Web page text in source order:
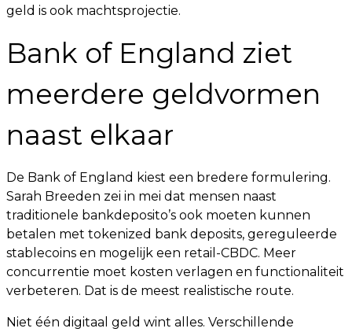
geld is ook machtsprojectie.
Bank of England ziet
meerdere geldvormen
naast elkaar
De Bank of England kiest een bredere formulering.
Sarah Breeden zei in mei dat mensen naast
traditionele bankdeposito’s ook moeten kunnen
betalen met tokenized bank deposits, gereguleerde
stablecoins en mogelijk een retail-CBDC. Meer
concurrentie moet kosten verlagen en functionaliteit
verbeteren. Dat is de meest realistische route.
Niet één digitaal geld wint alles. Verschillende